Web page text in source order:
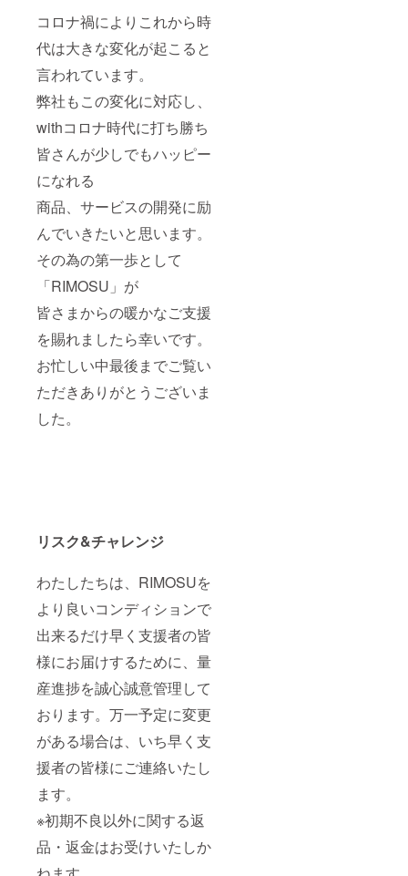
コロナ禍によりこれから時
代は大きな変化が起こると
言われています。
弊社もこの変化に対応し、
withコロナ時代に打ち勝ち
皆さんが少しでもハッピー
になれる
商品、サービスの開発に励
んでいきたいと思います。
その為の第一歩として
「RIMOSU」が
皆さまからの暖かなご支援
を賜れましたら幸いです。
お忙しい中最後までご覧い
ただきありがとうございま
した。
リスク&チャレンジ
わたしたちは、RIMOSUを
より良いコンディションで
出来るだけ早く支援者の皆
様にお届けするために、量
産進捗を誠心誠意管理して
おります。万一予定に変更
がある場合は、いち早く支
援者の皆様にご連絡いたし
ます。
※初期不良以外に関する返
品・返金はお受けいたしか